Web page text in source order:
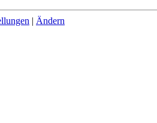
| Ändern